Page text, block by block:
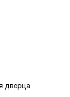
дверца